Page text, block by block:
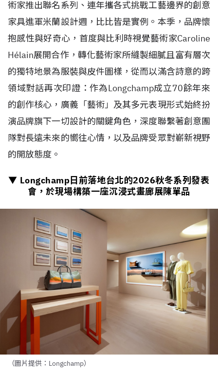
術家推出聯名系列、連年攜各式挑戰工藝邊界的創意
家具進軍米蘭設計週，比比皆是實例。本季，品牌懷
抱感性與好奇心，首度與比利時視覺藝術家Caroline
Hélain展開合作，轉化藝術家所縫製細膩且富有層次
的獨特地景為服裝與皮件圖樣，從而以滿含詩意的跨
領域對話再次印證：作為Longchamp成立70餘年來
的創作核心，廣義「藝術」及其多元表現形式始終扮
演品牌旗下一切設計的關鍵角色，深度聯繫著創意團
隊對長遠未來的嚮往心情，以及品牌受眾對嶄新視野
的開放態度。
▼ Longchamp日前落地台北的2026秋冬系列發表
會，於現場構築一座沉浸式畫廊展陳單品
（圖片提供：Longchamp）